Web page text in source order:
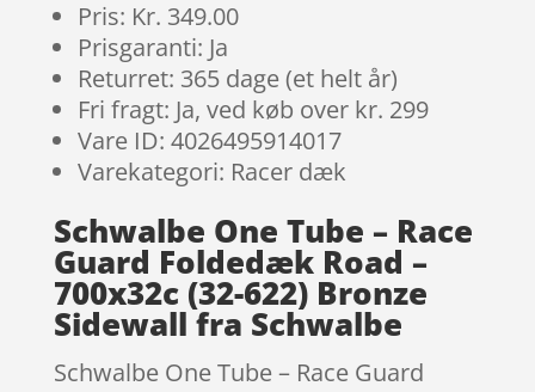
Pris: Kr. 349.00
Prisgaranti: Ja
Returret: 365 dage (et helt år)
Fri fragt: Ja, ved køb over kr. 299
Vare ID: 4026495914017
Varekategori: Racer dæk
Schwalbe One Tube – Race
Guard Foldedæk Road –
700x32c (32-622) Bronze
Sidewall fra Schwalbe
Schwalbe One Tube – Race Guard